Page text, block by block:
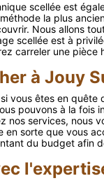
scellée est
la plus
Nous allons
scellée est à
carreler une pièce
à Jouy
vous êtes en quête
pouvons à la fois
nos services, nous
sorte que vous
du budget afin